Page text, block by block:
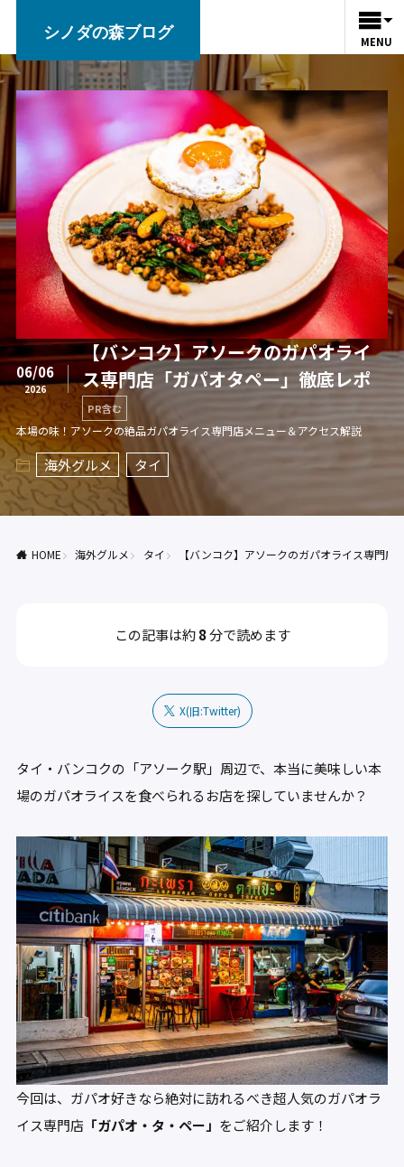
シノダの森ブログ MENU
06/06
2026
【バンコク】アソークのガパオライ
ス専門店「ガパオタペー」徹底レポ
PR含む
本場の味！アソークの絶品ガパオライス専門店メニュー＆アクセス解説
海外グルメ タイ
HOME 海外グルメ タイ 【バンコク】アソークのガパオライス専門店
この記事は約8分で読めます
X(旧:Twitter)
タイ・バンコクの「アソーク駅」周辺で、本当に美味しい本
場のガパオライスを食べられるお店を探していませんか？
今回は、ガパオ好きなら絶対に訪れるべき超人気のガパオラ
イス専門店 「ガパオ・タ・ペー」 をご紹介します！